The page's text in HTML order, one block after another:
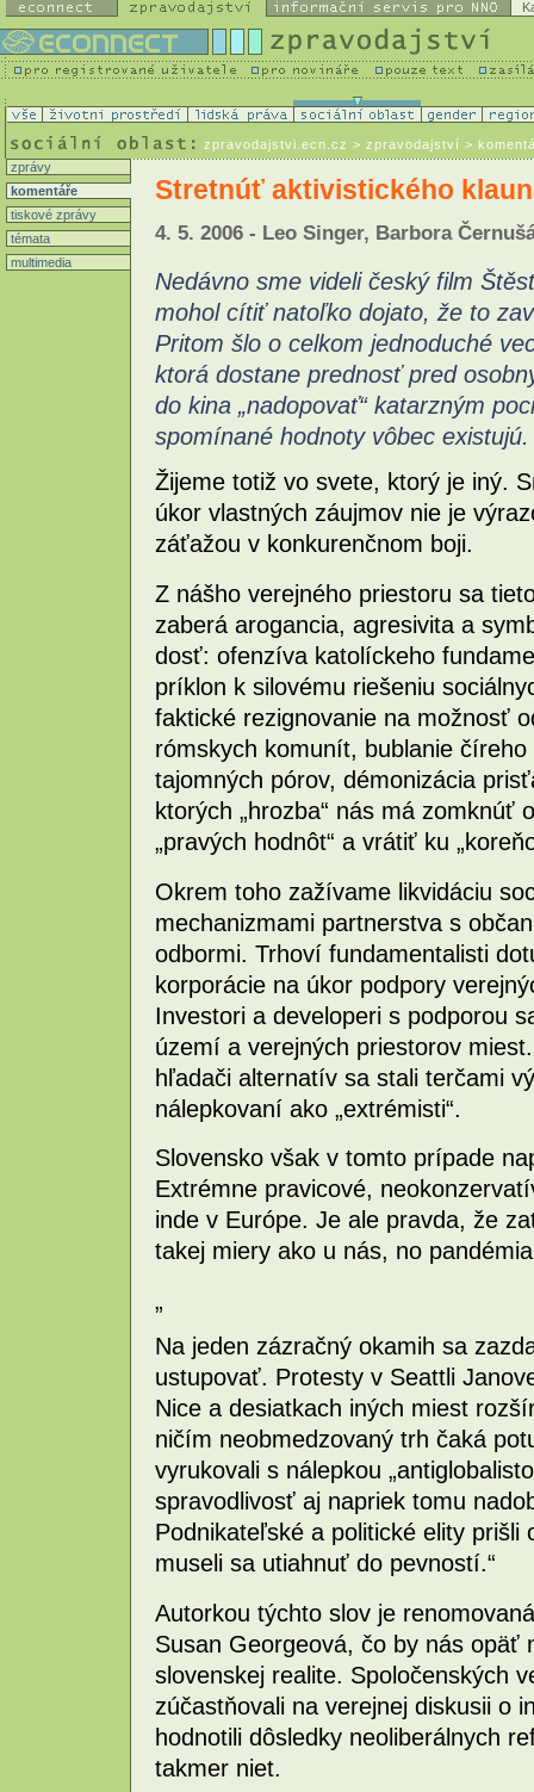
zpravodajstvi.ecn.cz > zpravodajství >
zprávy
komentáře
tiskové zprávy
témata
multimedia
Stretnúť aktivistického
4. 5. 2006 - Leo Singer, Barbora
Nedávno sme videli český film
mohol cítiť natoľko dojato, že to
Pritom šlo o celkom jednoduché
ktorá dostane prednosť pred
do kina „nadopovať“ katarzným
spomínané hodnoty vôbec existujú.
Žijeme totiž vo svete, ktorý je iný.
úkor vlastných záujmov nie je
záťažou v konkurenčnom boji.
Z nášho verejného priestoru sa
zaberá arogancia, agresivita a
dosť: ofenzíva katolíckeho
príklon k silovému riešeniu
faktické rezignovanie na možnosť
rómskych komunít, bublanie
tajomných pórov, démonizácia
ktorých „hrozba“ nás má zomknúť
„pravých hodnôt“ a vrátiť ku
Okrem toho zažívame likvidáciu
mechanizmami partnerstva s
odbormi. Trhoví fundamentalisti
korporácie na úkor podpory
Investori a developeri s podporou
území a verejných priestorov
hľadači alternatív sa stali terčami
nálepkovaní ako „extrémisti“.
Slovensko však v tomto prípade
Extrémne pravicové,
inde v Európe. Je ale pravda, že
takej miery ako u nás, no
„
Na jeden zázračný okamih sa
ustupovať. Protesty v Seattli
Nice a desiatkach iných miest
ničím neobmedzovaný trh čaká
vyrukovali s nálepkou
spravodlivosť aj napriek tomu
Podnikateľské a politické elity prišli
museli sa utiahnuť do pevností.“
Autorkou týchto slov je
Susan Georgeová, čo by nás opäť
slovenskej realite. Spoločenských
zúčastňovali na verejnej diskusii o
hodnotili dôsledky neoliberálnych
takmer niet.